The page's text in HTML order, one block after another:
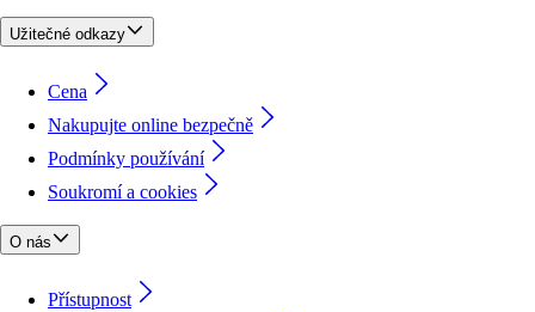
Užitečné odkazy
Cena
Nakupujte online bezpečně
Podmínky používání
Soukromí a cookies
O nás
Přístupnost